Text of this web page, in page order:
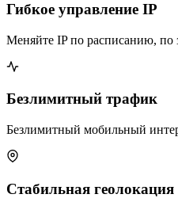
Гибкое управление IP
Меняйте IP по расписанию, по
Безлимитный трафик
Безлимитный мобильный
Стабильная геолокация